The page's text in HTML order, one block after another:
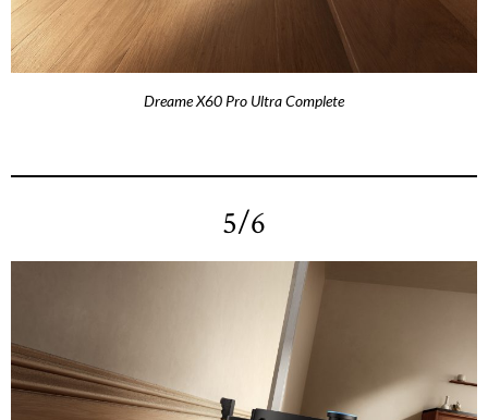
Dreame X60 Pro Ultra Complete
5/6